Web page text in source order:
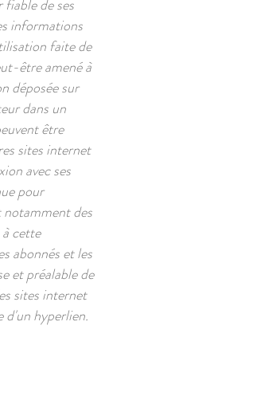
de ses
informations
faite de
être amené à
déposée sur
dans un
être
sites internet
avec ses
pour
notamment des
cette
abonnés et les
et préalable de
sites internet
d'un hyperlien.